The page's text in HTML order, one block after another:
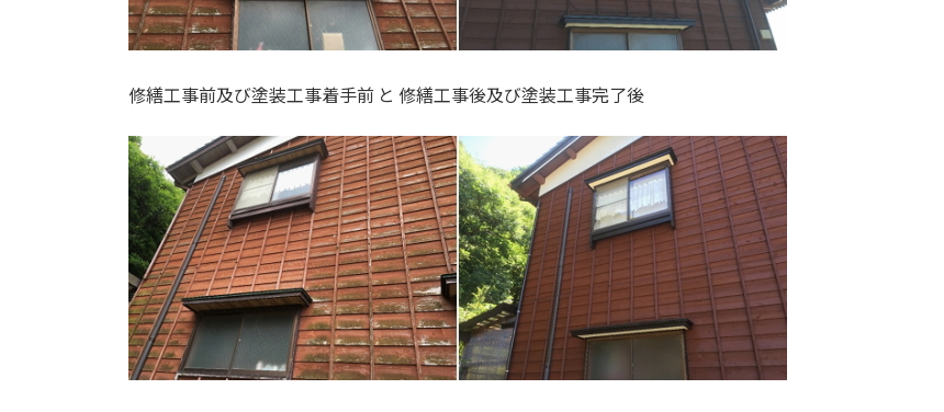
修繕工事前及び塗装工事着手前 と 修繕工事後及び塗装工事完了後